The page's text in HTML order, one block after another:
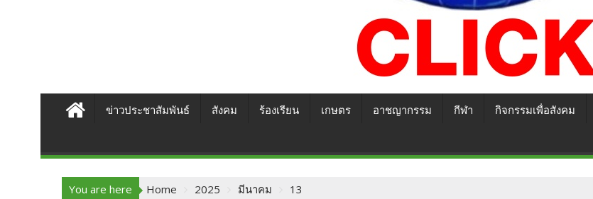
ข่าวประชาสัมพันธ์ สังคม ร้องเรียน เกษตร อาชญากรรม กีฬา กิจกรรมเพื่อสังคม
You are here Home 2025 มีนาคม 13